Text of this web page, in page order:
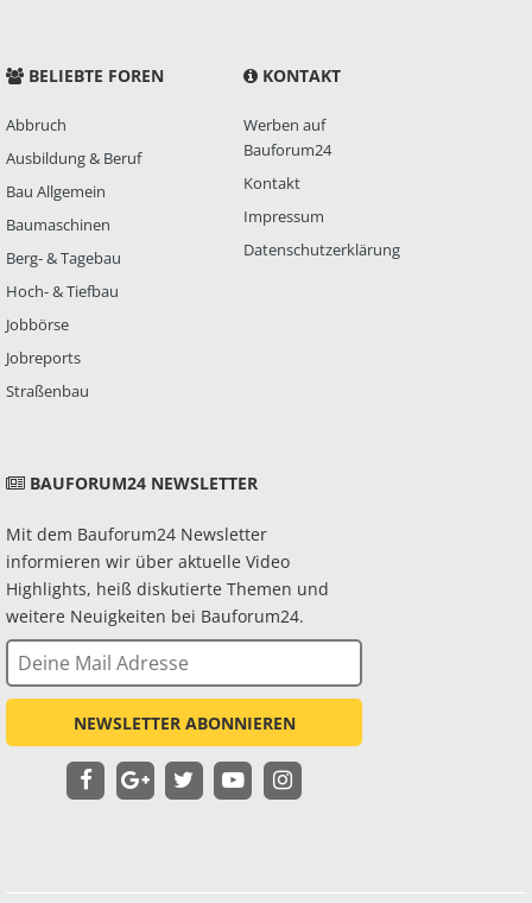
BELIEBTE FOREN
Abbruch
Ausbildung & Beruf
Bau Allgemein
Baumaschinen
Berg- & Tagebau
Hoch- & Tiefbau
Jobbörse
Jobreports
Straßenbau
KONTAKT
Werben auf
Bauforum24
Kontakt
Impressum
Datenschutzerklärung
BAUFORUM24 NEWSLETTER
Mit dem Bauforum24 Newsletter
informieren wir über aktuelle Video
Highlights, heiß diskutierte Themen und
weitere Neuigkeiten bei Bauforum24.
NEWSLETTER ABONNIEREN